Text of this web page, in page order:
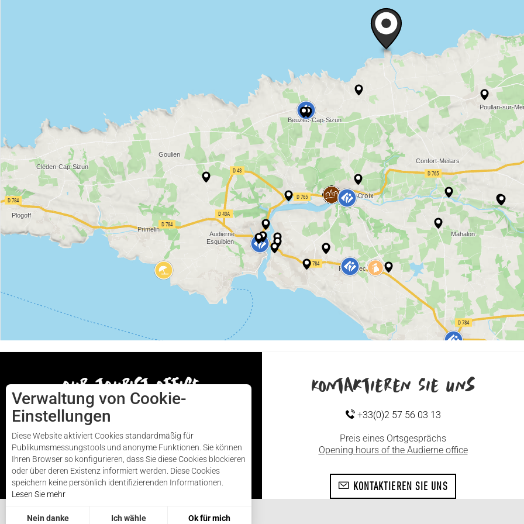
our tourist office Kontaktieren Sie uns
+33(0)2 57 56 03 13
Preis eines Ortsgesprächs
Opening hours of the Audierne office
KONTAKTIEREN SIE UNS
Verwaltung von Cookie-
Einstellungen
Diese Website aktiviert Cookies standardmäßig für
Publikumsmessungstools und anonyme Funktionen. Sie können
Ihren Browser so konfigurieren, dass Sie diese Cookies blockieren
oder über deren Existenz informiert werden. Diese Cookies
speichern keine persönlich identifizierenden Informationen.
Lesen Sie mehr
Nein danke Ich wähle Ok für mich